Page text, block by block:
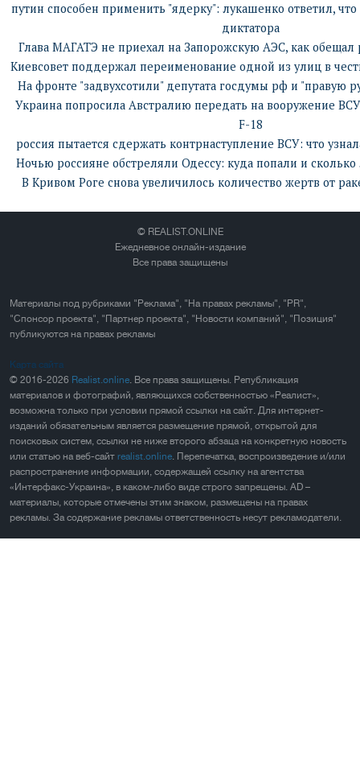
путин способен применить "ядерку": лукашенко ответил,
диктатора
Глава МАГАТЭ не приехал на Запорожскую АЭС, как обещал
Киевсовет поддержал переименование одной из улиц в
На фронте "задвухсотили" депутата госдумы рф и "правую
Украина попросила Австралию передать на вооружение
F-18
россия пытается сдержать контрнаступление ВСУ: что
Ночью россияне обстреляли Одессу: куда попали и
В Кривом Роге снова увеличилось количество жертв от
© REALIST.ONLINE
Ежедневное онлайн-издание
Все права защищены
Материалы под рубриками "Реклама", "На правах рекламы", "PR",
"Спонсор проекта", "Партнер проекта", "Новости компаний", "Позиция"
публикуются на правах рекламы
Карта сайта
© 2016-2026 Realist.online. Все права защищены. Републикация
материалов и фотографий, являющихся собственностью «Реалист»,
возможна только при условии прямой ссылки на сайт. Для интернет-
изданий обязательным является размещение прямой, открытой для
поисковых систем, ссылки не ниже второго абзаца на конкретную новость
или статью на веб-сайт realist.online. Перепечатка, воспроизведение и/или
распространение информации, содержащей ссылку на агентства
«Интерфакс-Украина», в каком-либо виде строго запрещены. AD –
материалы, которые отмечены этим знаком, размещены на правах
рекламы. За содержание рекламы ответственность несут рекламодатели.